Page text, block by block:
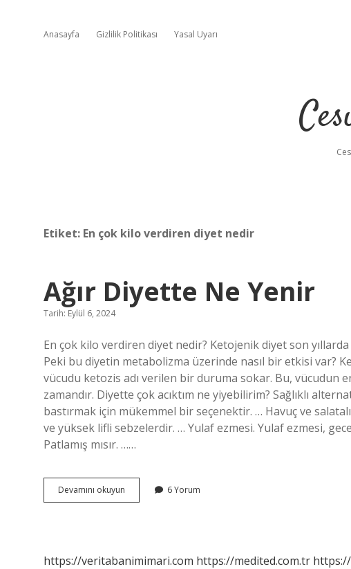
Anasayfa Gizlilik Politikası Yasal Uyarı
Etiket: En çok kilo verdiren diyet nedir
Ağır Diyette Ne Yenir
Tarih: Eylül 6, 2024
En çok kilo verdiren diyet nedir? Ketojenik diyet son
Peki bu diyetin metabolizma üzerinde nasıl bir etkisi var?
vücudu ketozis adı verilen bir duruma sokar. Bu, vücudun
zamandır. Diyette çok acıktım ne yiyebilirim? Sağlıklı
bastırmak için mükemmel bir seçenektir. … Havuç ve
ve yüksek lifli sebzelerdir. … Yulaf ezmesi. Yulaf ezmesi,
Patlamış mısır. ……
Devamını okuyun
Diyette
6 Yorum
https://veritabanimimari.com https://medited.com.tr